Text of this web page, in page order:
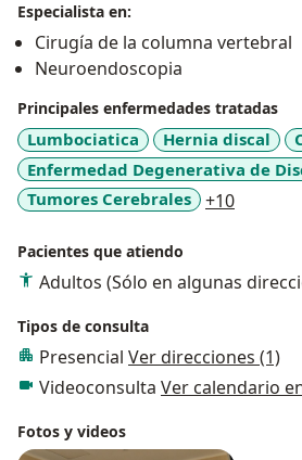
Especialista en:
Cirugía de la columna vertebral
Neuroendoscopia
Principales enfermedades tratadas
Lumbociatica Hernia discal
Enfermedad Degenerativa de
Tumores Cerebrales
+10
Pacientes que atiendo
Adultos (Sólo en algunas
Tipos de consulta
Presencial Ver direcciones (1)
Videoconsulta Ver calendario
Fotos y videos